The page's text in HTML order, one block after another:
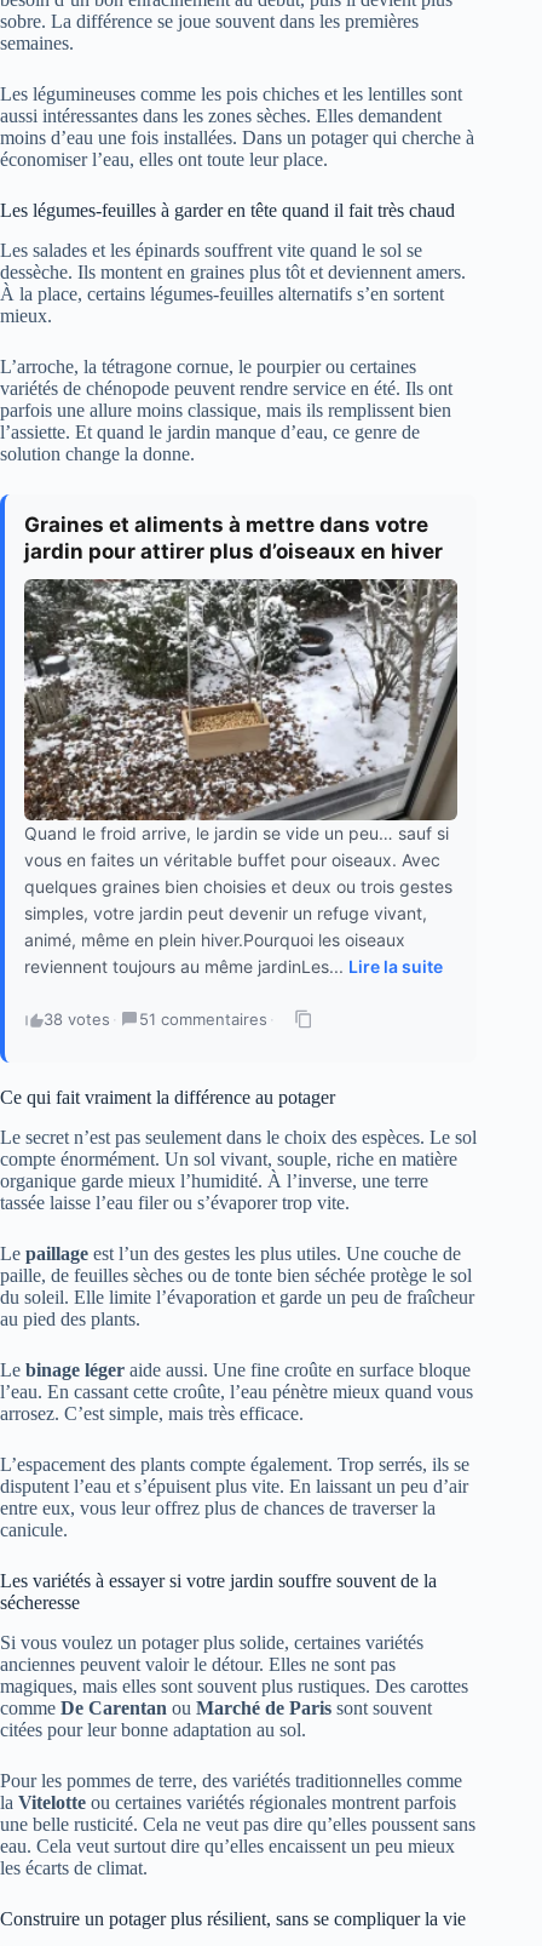
sobre. La différence se joue souvent dans les premières
semaines.
Les légumineuses comme les pois chiches et les lentilles sont
aussi intéressantes dans les zones sèches. Elles demandent
moins d’eau une fois installées. Dans un potager qui cherche à
économiser l’eau, elles ont toute leur place.
Les légumes-feuilles à garder en tête quand il fait très chaud
Les salades et les épinards souffrent vite quand le sol se
dessèche. Ils montent en graines plus tôt et deviennent amers.
À la place, certains légumes-feuilles alternatifs s’en sortent
mieux.
L’arroche, la tétragone cornue, le pourpier ou certaines
variétés de chénopode peuvent rendre service en été. Ils ont
parfois une allure moins classique, mais ils remplissent bien
l’assiette. Et quand le jardin manque d’eau, ce genre de
solution change la donne.
Graines et aliments à mettre dans votre
jardin pour attirer plus d’oiseaux en hiver
Quand le froid arrive, le jardin se vide un peu… sauf si
vous en faites un véritable buffet pour oiseaux. Avec
quelques graines bien choisies et deux ou trois gestes
simples, votre jardin peut devenir un refuge vivant,
animé, même en plein hiver.Pourquoi les oiseaux
reviennent toujours au même jardinLes... Lire la suite
38 votes · 51 commentaires ·
Ce qui fait vraiment la différence au potager
Le secret n’est pas seulement dans le choix des espèces. Le sol
compte énormément. Un sol vivant, souple, riche en matière
organique garde mieux l’humidité. À l’inverse, une terre
tassée laisse l’eau filer ou s’évaporer trop vite.
Le paillage est l’un des gestes les plus utiles. Une couche de
paille, de feuilles sèches ou de tonte bien séchée protège le sol
du soleil. Elle limite l’évaporation et garde un peu de fraîcheur
au pied des plants.
Le binage léger aide aussi. Une fine croûte en surface bloque
l’eau. En cassant cette croûte, l’eau pénètre mieux quand vous
arrosez. C’est simple, mais très efficace.
L’espacement des plants compte également. Trop serrés, ils se
disputent l’eau et s’épuisent plus vite. En laissant un peu d’air
entre eux, vous leur offrez plus de chances de traverser la
canicule.
Les variétés à essayer si votre jardin souffre souvent de la
sécheresse
Si vous voulez un potager plus solide, certaines variétés
anciennes peuvent valoir le détour. Elles ne sont pas
magiques, mais elles sont souvent plus rustiques. Des carottes
comme De Carentan ou Marché de Paris sont souvent
citées pour leur bonne adaptation au sol.
Pour les pommes de terre, des variétés traditionnelles comme
la Vitelotte ou certaines variétés régionales montrent parfois
une belle rusticité. Cela ne veut pas dire qu’elles poussent sans
eau. Cela veut surtout dire qu’elles encaissent un peu mieux
les écarts de climat.
Construire un potager plus résilient, sans se compliquer la vie